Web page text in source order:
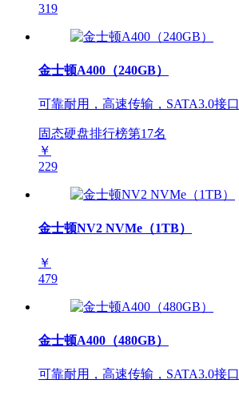
319
金士顿A400（240GB）
可靠耐用，高速传输，SATA3.0接口
固态硬盘排行榜第17名
￥
229
金士顿NV2 NVMe（1TB）
￥
479
金士顿A400（480GB）
可靠耐用，高速传输，SATA3.0接口